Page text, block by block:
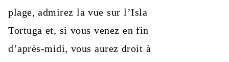
plage, admirez la vue sur l’Isla
Tortuga et, si vous venez en fin
d’après-midi, vous aurez droit à